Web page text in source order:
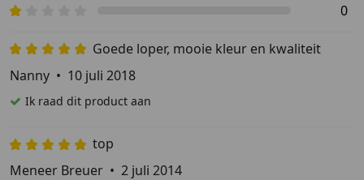
0
Goede loper, mooie kleur en kwaliteit
Nanny • 10 juli 2018
Ik raad dit product aan
top
Meneer Breuer • 2 juli 2014